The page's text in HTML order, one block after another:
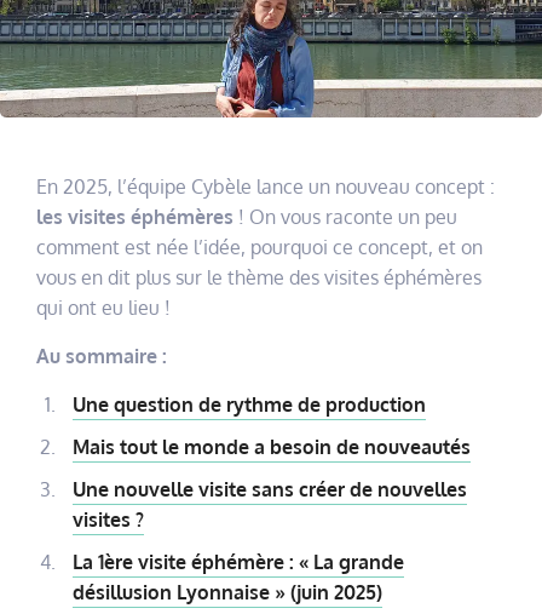
En 2025, l’équipe Cybèle lance un nouveau concept :
les visites éphémères ! On vous raconte un peu
comment est née l’idée, pourquoi ce concept, et on
vous en dit plus sur le thème des visites éphémères
qui ont eu lieu !
Au sommaire :
Une question de rythme de production
Mais tout le monde a besoin de nouveautés
Une nouvelle visite sans créer de nouvelles
visites ?
La 1ère visite éphémère : « La grande
désillusion Lyonnaise » (juin 2025)